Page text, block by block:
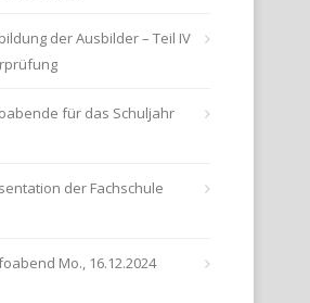
der Ausbilder – Teil IV
für das Schuljahr
der Fachschule
Mo., 16.12.2024